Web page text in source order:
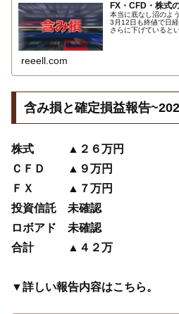
FX・CFD・株式
本当に底なし沼のよ
3月12日も終値で日
さらに下げていると
reeell.com
含み損と確定損益報告
株式 ▲２６万円
ＣＦＤ ▲９万円
ＦＸ ▲７万円
投資信託 未確認
ロボアド 未確認
合計 ▲４２万
▼詳しい報告内容はこちら。